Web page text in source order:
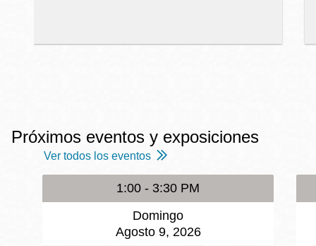
Próximos eventos y exposiciones
Ver todos los eventos
1:00 - 3:30 PM
Domingo
Agosto 9, 2026